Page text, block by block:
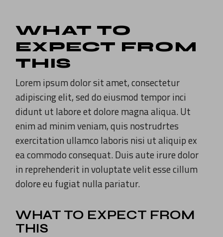
WHAT TO
EXPECT FROM
THIS
Lorem ipsum dolor sit amet, consectetur
adipiscing elit, sed do eiusmod tempor inci
didunt ut labore et dolore magna aliqua. Ut
enim ad minim veniam, quis nostrudrtes
exercitation ullamco laboris nisi ut aliquip ex
ea commodo consequat. Duis aute irure dolor
in reprehenderit in voluptate velit esse cillum
dolore eu fugiat nulla pariatur.
WHAT TO EXPECT FROM
THIS